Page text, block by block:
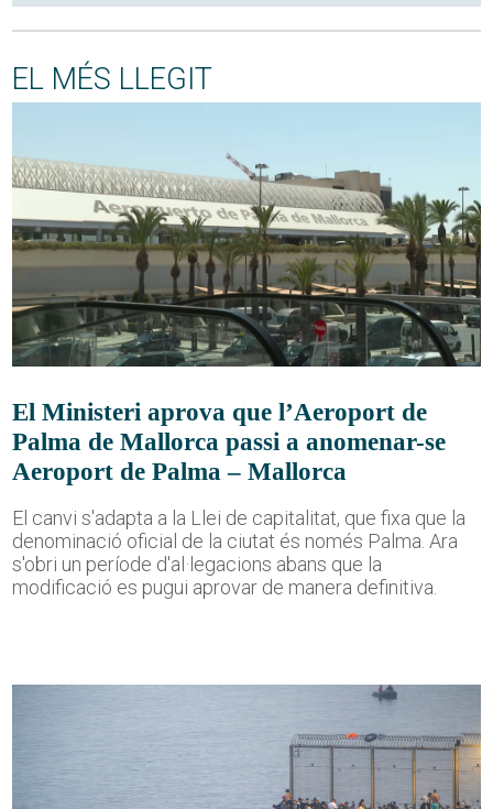
EL MÉS LLEGIT
El Ministeri aprova que l’Aeroport de
Palma de Mallorca passi a anomenar-se
Aeroport de Palma – Mallorca
El canvi s'adapta a la Llei de capitalitat, que fixa que la
denominació oficial de la ciutat és només Palma. Ara
s'obri un període d'al·legacions abans que la
modificació es pugui aprovar de manera definitiva.